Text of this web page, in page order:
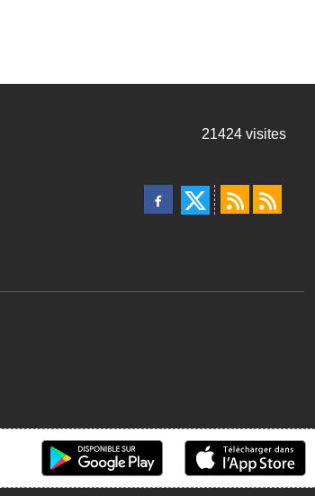
21424 visites